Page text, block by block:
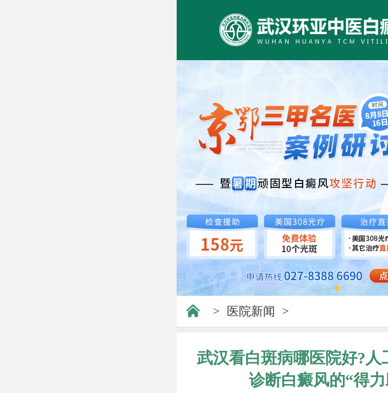
> 医院新闻 >
武汉看白斑病哪医院好?人
诊断白癜风的“得